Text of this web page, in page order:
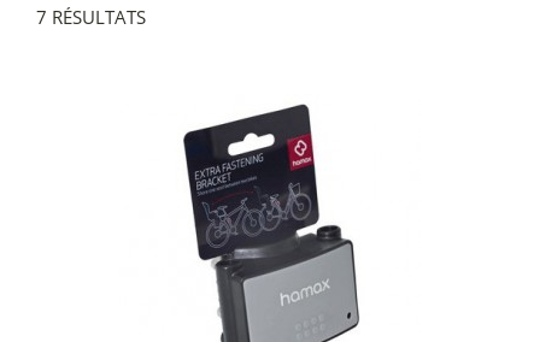
Par ailleurs, elle propose toutes sortes de pièces
vie de ses produits. Dans le cas où vous recherchez
pièce détachée de la marque Hamax,
: nous vous donnerons le délai et le prix.
7 RÉSULTATS